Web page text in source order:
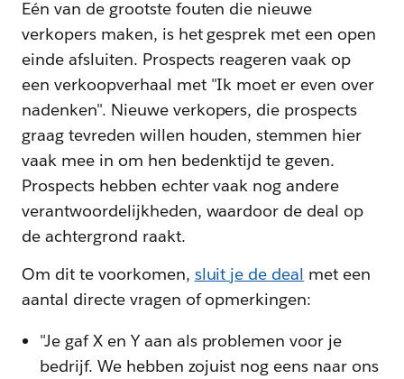
Eén van de grootste fouten die nieuwe
verkopers maken, is het gesprek met een open
einde afsluiten. Prospects reageren vaak op
een verkoopverhaal met "Ik moet er even over
nadenken". Nieuwe verkopers, die prospects
graag tevreden willen houden, stemmen hier
vaak mee in om hen bedenktijd te geven.
Prospects hebben echter vaak nog andere
verantwoordelijkheden, waardoor de deal op
de achtergrond raakt.
Om dit te voorkomen, sluit je de deal met een
aantal directe vragen of opmerkingen:
"Je gaf X en Y aan als problemen voor je
bedrijf. We hebben zojuist nog eens naar ons